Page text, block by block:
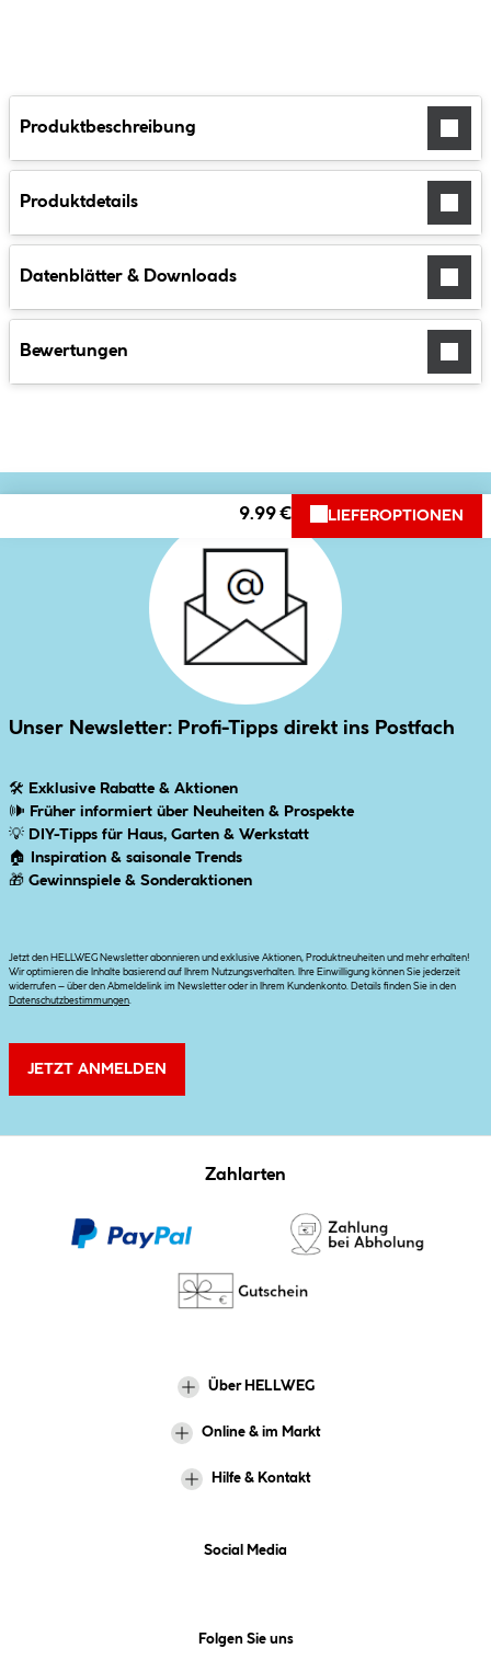
Produktbeschreibung
Produktdetails
Datenblätter & Downloads
Bewertungen
9.99 € LIEFEROPTIONEN
Unser Newsletter: Profi-Tipps direkt ins Postfach
🛠 Exklusive Rabatte & Aktionen
🕪 Früher informiert über Neuheiten & Prospekte
💡 DIY-Tipps für Haus, Garten & Werkstatt
🏠
Inspiration & saisonale Trends
🎁 Gewinnspiele & Sonderaktionen
Jetzt den HELLWEG Newsletter abonnieren und exklusive Aktionen, Produktneuheiten und mehr erhalten!
Wir optimieren die Inhalte basierend auf Ihrem Nutzungsverhalten. Ihre Einwilligung können Sie jederzeit
widerrufen – über den Abmeldelink im Newsletter oder in Ihrem Kundenkonto. Details finden Sie in den
Datenschutzbestimmungen
JETZT ANMELDEN
Zahlarten
Über HELLWEG
Online & im Markt
Hilfe & Kontakt
Social Media
Folgen Sie uns